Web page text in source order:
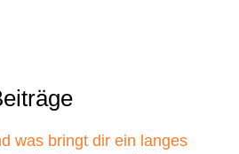
was bringt dir ein langes